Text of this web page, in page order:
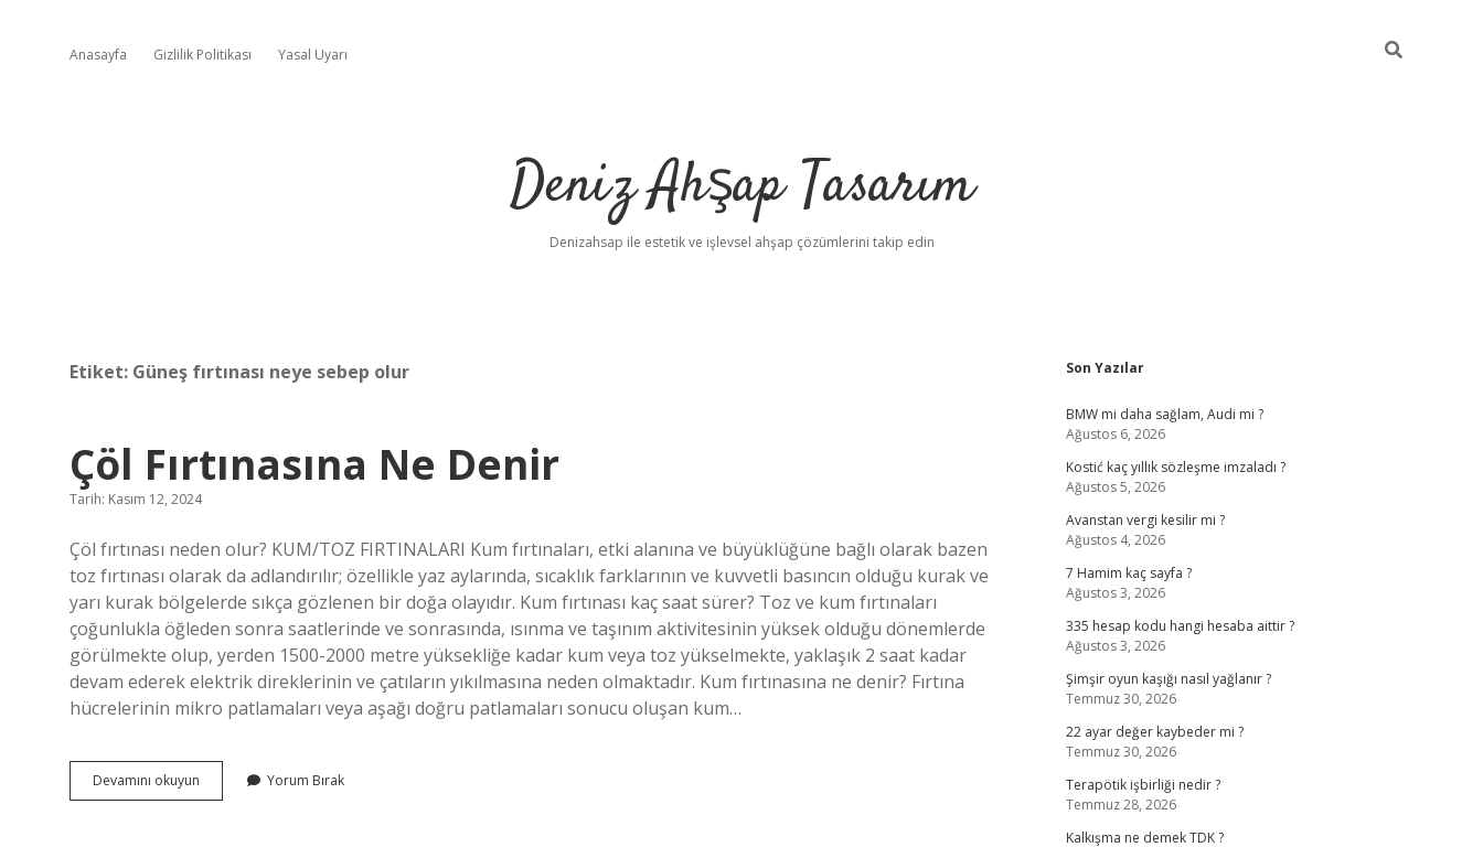
Anasayfa Gizlilik Politikası Yasal Uyarı
Deniz Ahşap Tasarım
Denizahsap ile estetik ve işlevsel ahşap çözümlerini takip edin
Etiket: Güneş fırtınası neye sebep olur
Çöl Fırtınasına Ne Denir
Tarih: Kasım 12, 2024
Çöl fırtınası neden olur? KUM/TOZ FIRTINALARI Kum fırtınaları, etki alanına ve büyüklüğüne bağlı olarak bazen
toz fırtınası olarak da adlandırılır; özellikle yaz aylarında, sıcaklık farklarının ve kuvvetli basıncın olduğu kurak ve
yarı kurak bölgelerde sıkça gözlenen bir doğa olayıdır. Kum fırtınası kaç saat sürer? Toz ve kum fırtınaları
çoğunlukla öğleden sonra saatlerinde ve sonrasında, ısınma ve taşınım aktivitesinin yüksek olduğu dönemlerde
görülmekte olup, yerden 1500-2000 metre yüksekliğe kadar kum veya toz yükselmekte, yaklaşık 2 saat kadar
devam ederek elektrik direklerinin ve çatıların yıkılmasına neden olmaktadır. Kum fırtınasına ne denir? Fırtına
hücrelerinin mikro patlamaları veya aşağı doğru patlamaları sonucu oluşan kum…
Devamını okuyun
Fırtınasına
Yorum Bırak
Sidebar
Son Yazılar
BMW mi daha sağlam, Audi mi ?
Ağustos 6, 2026
Kostić kaç yıllık sözleşme imzaladı ?
Ağustos 5, 2026
Avanstan vergi kesilir mi ?
Ağustos 4, 2026
7 Hamim kaç sayfa ?
Ağustos 3, 2026
335 hesap kodu hangi hesaba aittir ?
Ağustos 3, 2026
Şimşir oyun kaşığı nasıl yağlanır ?
Temmuz 30, 2026
22 ayar değer kaybeder mi ?
Temmuz 30, 2026
Terapötik işbirliği nedir ?
Temmuz 28, 2026
Kalkışma ne demek TDK ?